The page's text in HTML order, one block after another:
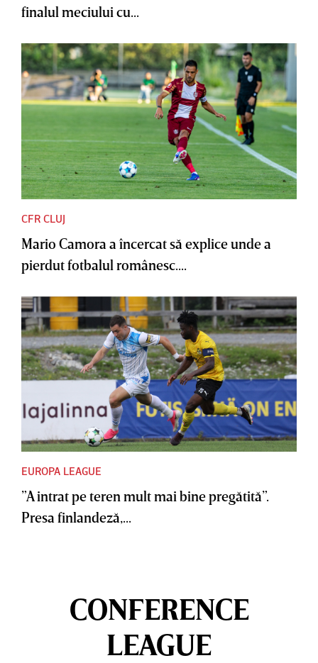
finalul meciului cu...
CFR CLUJ
Mario Camora a încercat să explice unde a
pierdut fotbalul românesc....
EUROPA LEAGUE
”A intrat pe teren mult mai bine pregătită”.
Presa finlandeză,...
CONFERENCE
LEAGUE